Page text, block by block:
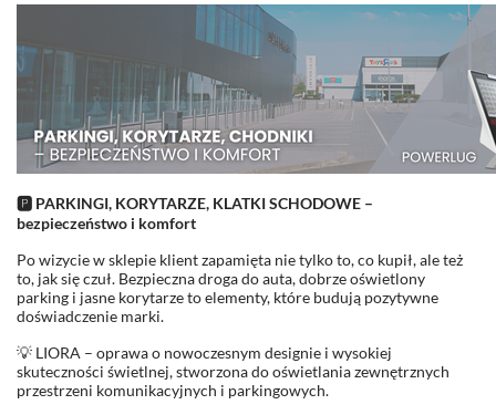
🅿️ PARKINGI, KORYTARZE, KLATKI SCHODOWE –
bezpieczeństwo i komfort
Po wizycie w sklepie klient zapamięta nie tylko to, co kupił, ale też
to, jak się czuł. Bezpieczna droga do auta, dobrze oświetlony
parking i jasne korytarze to elementy, które budują pozytywne
doświadczenie marki.
💡 LIORA – oprawa o nowoczesnym designie i wysokiej
skuteczności świetlnej, stworzona do oświetlania zewnętrznych
przestrzeni komunikacyjnych i parkingowych.